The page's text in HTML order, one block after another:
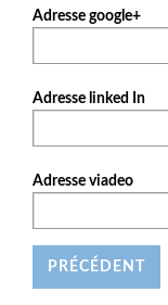
Adresse google+
Adresse linked In
Adresse viadeo
PRÉCÉDENT